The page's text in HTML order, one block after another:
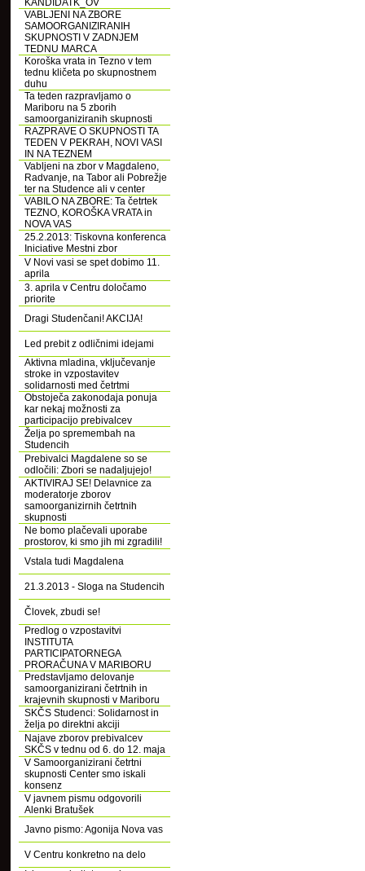
KANDIDATK_OV
VABLJENI NA ZBORE
SAMOORGANIZIRANIH
SKUPNOSTI V ZADNJEM
TEDNU MARCA
Koroška vrata in Tezno v tem
tednu kličeta po skupnostnem
duhu
Ta teden razpravljamo o
Mariboru na 5 zborih
samoorganiziranih skupnosti
RAZPRAVE O SKUPNOSTI TA
TEDEN V PEKRAH, NOVI VASI
IN NA TEZNEM
Vabljeni na zbor v Magdaleno,
Radvanje, na Tabor ali Pobrežje
ter na Studence ali v center
VABILO NA ZBORE: Ta četrtek
TEZNO, KOROŠKA VRATA in
NOVA VAS
25.2.2013: Tiskovna konferenca
Iniciative Mestni zbor
V Novi vasi se spet dobimo 11.
aprila
3. aprila v Centru določamo
priorite
Dragi Studenčani! AKCIJA!
Led prebit z odličnimi idejami
Aktivna mladina, vključevanje
stroke in vzpostavitev
solidarnosti med četrtmi
Obstoječa zakonodaja ponuja
kar nekaj možnosti za
participacijo prebivalcev
Želja po spremembah na
Studencih
Prebivalci Magdalene so se
odločili: Zbori se nadaljujejo!
AKTIVIRAJ SE! Delavnice za
moderatorje zborov
samoorganizirnih četrtnih
skupnosti
Ne bomo plačevali uporabe
prostorov, ki smo jih mi zgradili!
Vstala tudi Magdalena
21.3.2013 - Sloga na Studencih
Človek, zbudi se!
Predlog o vzpostavitvi
INSTITUTA
PARTICIPATORNEGA
PRORAČUNA V MARIBORU
Predstavljamo delovanje
samoorganizirani četrtnih in
krajevnih skupnosti v Mariboru
SKČS Studenci: Solidarnost in
želja po direktni akciji
Najave zborov prebivalcev
SKČS v tednu od 6. do 12. maja
V Samoorganizirani četrtni
skupnosti Center smo iskali
konsenz
V javnem pismu odgovorili
Alenki Bratušek
Javno pismo: Agonija Nova vas
V Centru konkretno na delo